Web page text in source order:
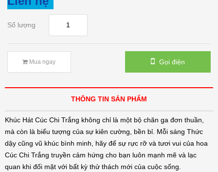
Số lượng
Mua ngay Gọi điện
THÔNG TIN SẢN PHẨM
Khúc Hát Cúc Chi Trắng không chỉ là một bộ chăn ga đơn thuần,
mà còn là biểu tượng của sự kiên cường, bền bỉ. Mỗi sáng Thức
dậy cũng vũ khúc bình minh, hãy để sự rực rỡ và tươi vui của hoa
Cúc Chi Trắng truyền cảm hứng cho bạn luôn mạnh mẽ và lạc
quan khi đối mặt với bất kỳ thử thách mới của cuộc sống.